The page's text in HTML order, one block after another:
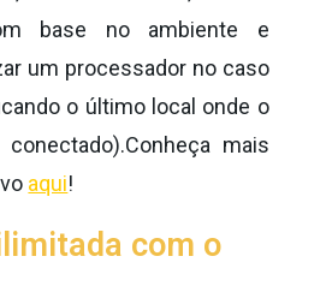
base no ambiente e
um processador no caso
o último local onde o
mais
aqui!
com o